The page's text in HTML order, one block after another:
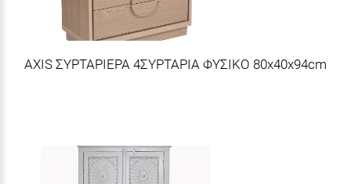
AXIS ΣΥΡΤΑΡΙΕΡΑ 4ΣΥΡΤΑΡΙΑ ΦΥΣΙΚΟ 80x40x94cm